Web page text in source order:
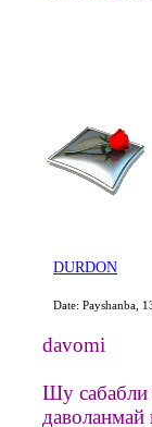
DURDON
Date: Payshanba,
davomi
Шу сабабли
даволанмай